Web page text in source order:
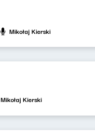
Mikołaj Kierski
Mikołaj Kierski